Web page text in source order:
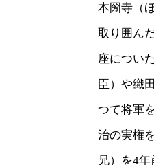
本圀寺（
取り囲ん
座につい
臣）や織
つて将軍
治の実権
兄）を4